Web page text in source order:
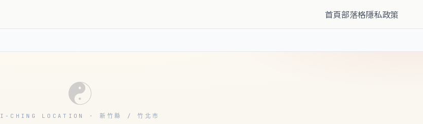
首頁部落格隱私政策
☯
I-CHING LOCATION · 新竹縣 / 竹北市